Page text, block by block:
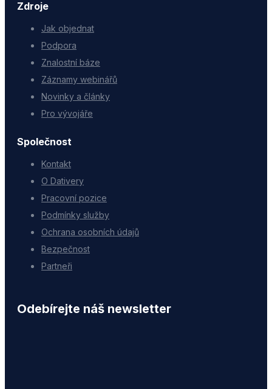
Zdroje
Jak objednat
Podpora
Znalostní báze
Záznamy webinářů
Novinky a články
Pro vývojáře
Společnost
Kontakt
O Dativery
Pracovní pozice
Podmínky služby
Ochrana osobních údajů
Bezpečnost
Partneři
Odebírejte náš newsletter